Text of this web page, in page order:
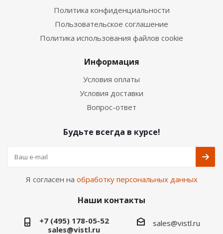
Политика конфиденциальности
Пользовательское соглашение
Политика использования файлов cookie
Информация
Условия оплаты
Условия доставки
Вопрос-ответ
Будьте всегда в курсе!
Я согласен на обработку персональных данных
Наши контакты
+7 (495) 178-05-52
sales@vistl.ru
sales@vistl.ru